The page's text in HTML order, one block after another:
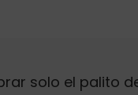
solo el palito